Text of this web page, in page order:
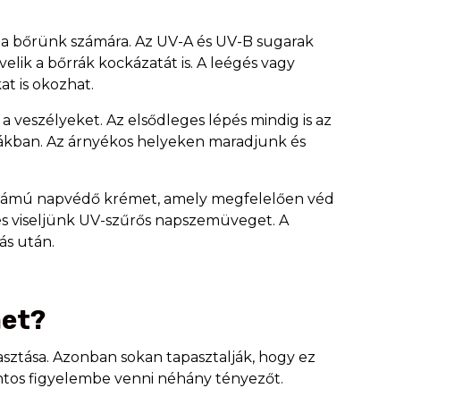
számára. Az UV-A és UV-B sugarak
a bőrrák kockázatát is. A leégés vagy
is okozhat.
Az elsődleges lépés mindig is az
Az árnyékos helyeken maradjunk és
napvédő krémet, amely megfelelően véd
viseljünk UV-szűrős napszemüveget. A
után.
Azonban sokan tapasztalják, hogy ez
figyelembe venni néhány tényezőt.